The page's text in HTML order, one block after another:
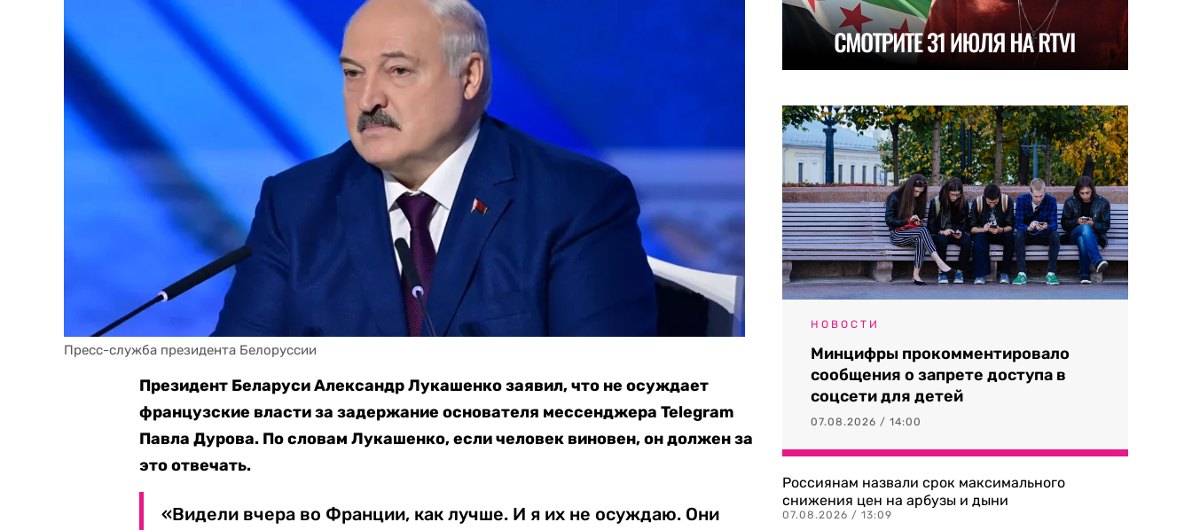
Пресс-служба президента Белоруссии
Президент Беларуси Александр Лукашенко заявил, что не осуждает
французские власти за задержание основателя мессенджера Telegram
Павла Дурова. По словам Лукашенко, если человек виновен, он должен за
это отвечать.
«Видели вчера во Франции, как лучше. И я их не осуждаю. Они
НОВОСТИ
Минцифры прокомментировало
сообщения о запрете доступа в
соцсети для детей
07.08.2026 / 14:00
Россиянам назвали срок максимального
снижения цен на арбузы и дыни
07.08.2026 / 13:09